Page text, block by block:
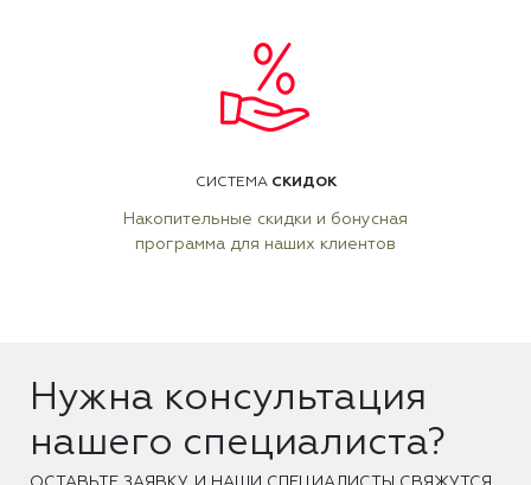
СИСТЕМА СКИДОК
Накопительные скидки и бонусная
программа для наших клиентов
Нужна консультация
нашего специалиста?